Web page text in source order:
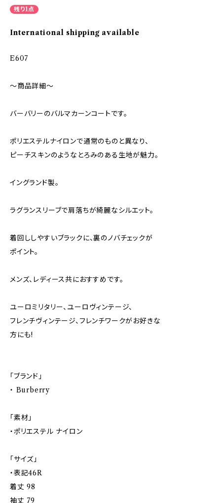
残り1点
International shipping available
E607
～商品詳細～
バーバリーのバルマカーンコートです。
ポリエステルナイロンで通常のものと異なり、
ピーチスキンのようなとろみのある生地が魅力。
イングランド製。
ラグランスリーブで肩落ちが綺麗なシルエット。
着回ししやすいブラックに、裏のノバチェックが
ポイント。
メンズ、レディース共におすすめです。
ユーロミリタリー、ユーロヴィンテージ、
フレンチヴィンテージ、フレンチワークがお好きな
方にも!
「ブランド」
・ Burberry
「素材」
・ポリエステル ナイロン
「サイズ」
・表記46R
着丈 98
袖丈 79